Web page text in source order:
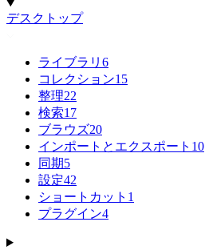
デスクトップ
ライブラリ 6
コレクション15
整理22
検索17
ブラウズ20
インポートとエクスポート 10
同期5
設定42
ショートカット 1
プラグイン4